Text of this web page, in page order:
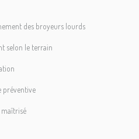
des broyeurs lourds
selon le terrain
préventive